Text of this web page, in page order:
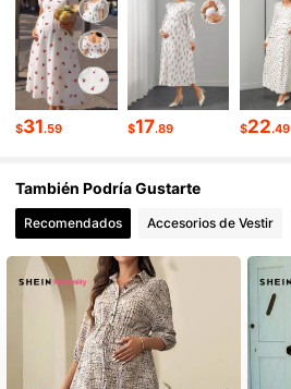
4.79 481K Seguidores
4.79 481K Seguidores
4.79 481K Seguidores
4.79 481K Seguidores
$31.59 $17.89 $22.49
También Podría Gustarte
Recomendados Accesorios de Vestir